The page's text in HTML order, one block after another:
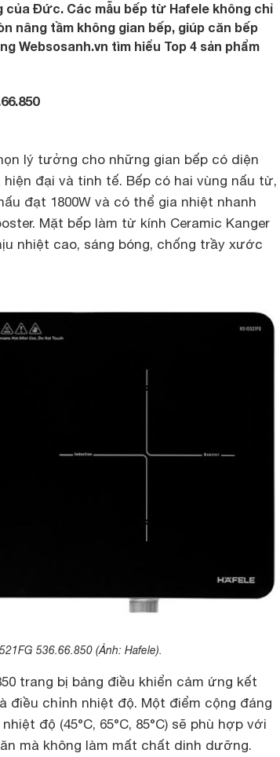
Đức. Các mẫu bếp từ Hafele không chỉ
nâng tầm không gian bếp, giúp căn bếp
Websosanh.vn tìm hiểu Top 4 sản phẩm
lý tưởng cho những gian bếp có diện
đại và tinh tế. Bếp có hai vùng nấu từ,
đạt 1800W và có thể gia nhiệt nhanh
Mặt bếp làm từ kính Ceramic Kanger
nhiệt cao, sáng bóng, chống trầy xước
536.66.850 (Ảnh: Hafele).
trang bị bảng điều khiển cảm ứng kết
chỉnh nhiệt độ. Một điểm cộng đáng
độ (45°C, 65°C, 85°C) sẽ phù hợp với
mà không làm mất chất dinh dưỡng.